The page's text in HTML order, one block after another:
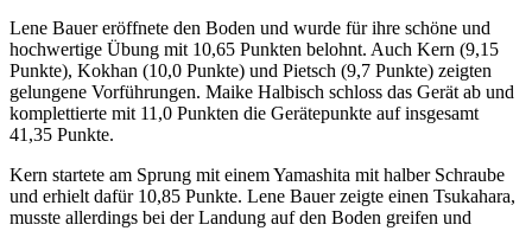
Lene Bauer eröffnete den Boden und wurde für ihre schöne und
hochwertige Übung mit 10,65 Punkten belohnt. Auch Kern (9,15
Punkte), Kokhan (10,0 Punkte) und Pietsch (9,7 Punkte) zeigten
gelungene Vorführungen. Maike Halbisch schloss das Gerät ab und
komplettierte mit 11,0 Punkten die Gerätepunkte auf insgesamt
41,35 Punkte.
Kern startete am Sprung mit einem Yamashita mit halber Schraube
und erhielt dafür 10,85 Punkte. Lene Bauer zeigte einen Tsukahara,
musste allerdings bei der Landung auf den Boden greifen und